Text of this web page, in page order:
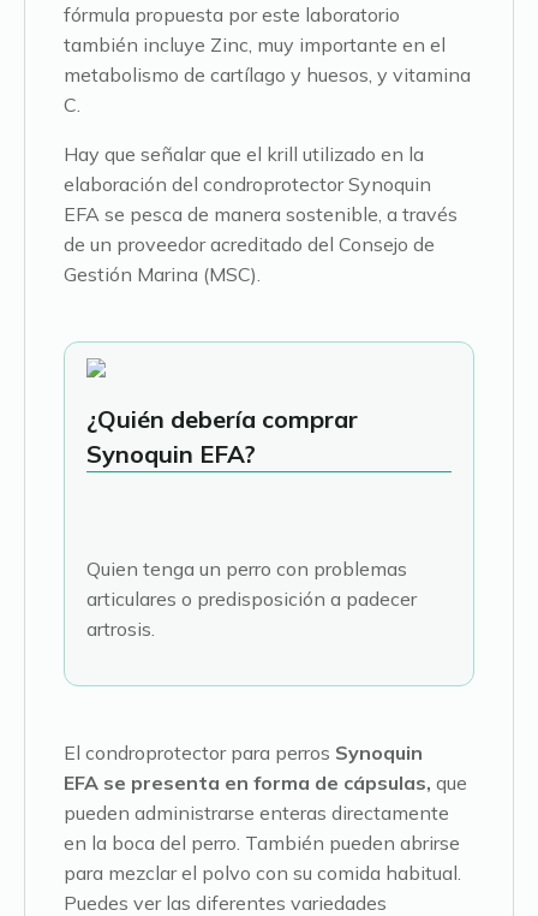
fórmula propuesta por este laboratorio
también incluye Zinc, muy importante en el
metabolismo de cartílago y huesos, y vitamina
C.
Hay que señalar que el krill utilizado en la
elaboración del condroprotector Synoquin
EFA se pesca de manera sostenible, a través
de un proveedor acreditado del Consejo de
Gestión Marina (MSC).
¿Quién debería comprar
Synoquin EFA?
Quien tenga un perro con problemas
articulares o predisposición a padecer
artrosis.
El condroprotector para perros Synoquin
EFA se presenta en forma de cápsulas, que
pueden administrarse enteras directamente
en la boca del perro. También pueden abrirse
para mezclar el polvo con su comida habitual.
Puedes ver las diferentes variedades